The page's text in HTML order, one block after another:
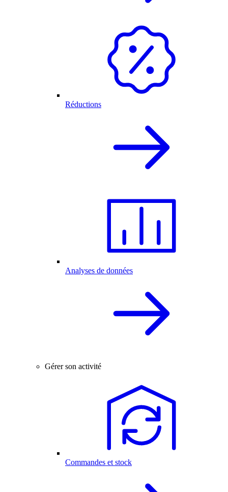
Réductions
Analyses de données
Gérer son activité
Commandes et stock